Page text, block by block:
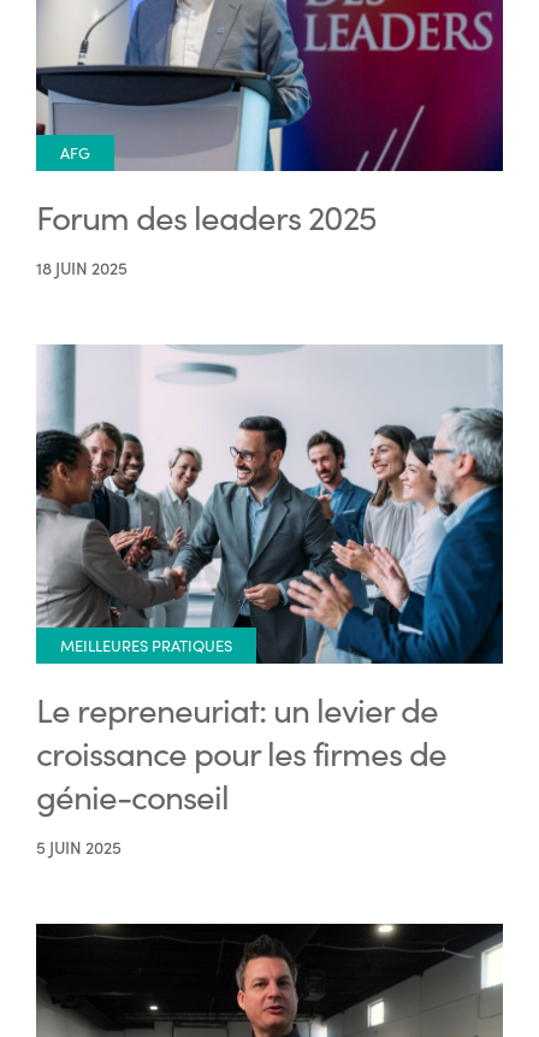
AFG
Forum des leaders 2025
18 JUIN 2025
MEILLEURES PRATIQUES
Le repreneuriat: un levier de
croissance pour les firmes de
génie-conseil
5 JUIN 2025